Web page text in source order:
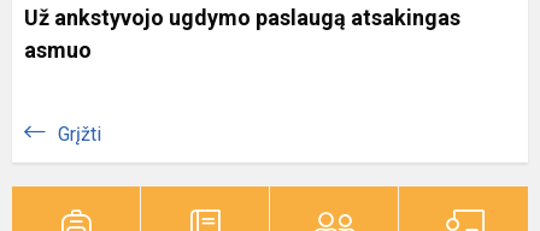
Už ankstyvojo ugdymo paslaugą atsakingas
asmuo
Grįžti